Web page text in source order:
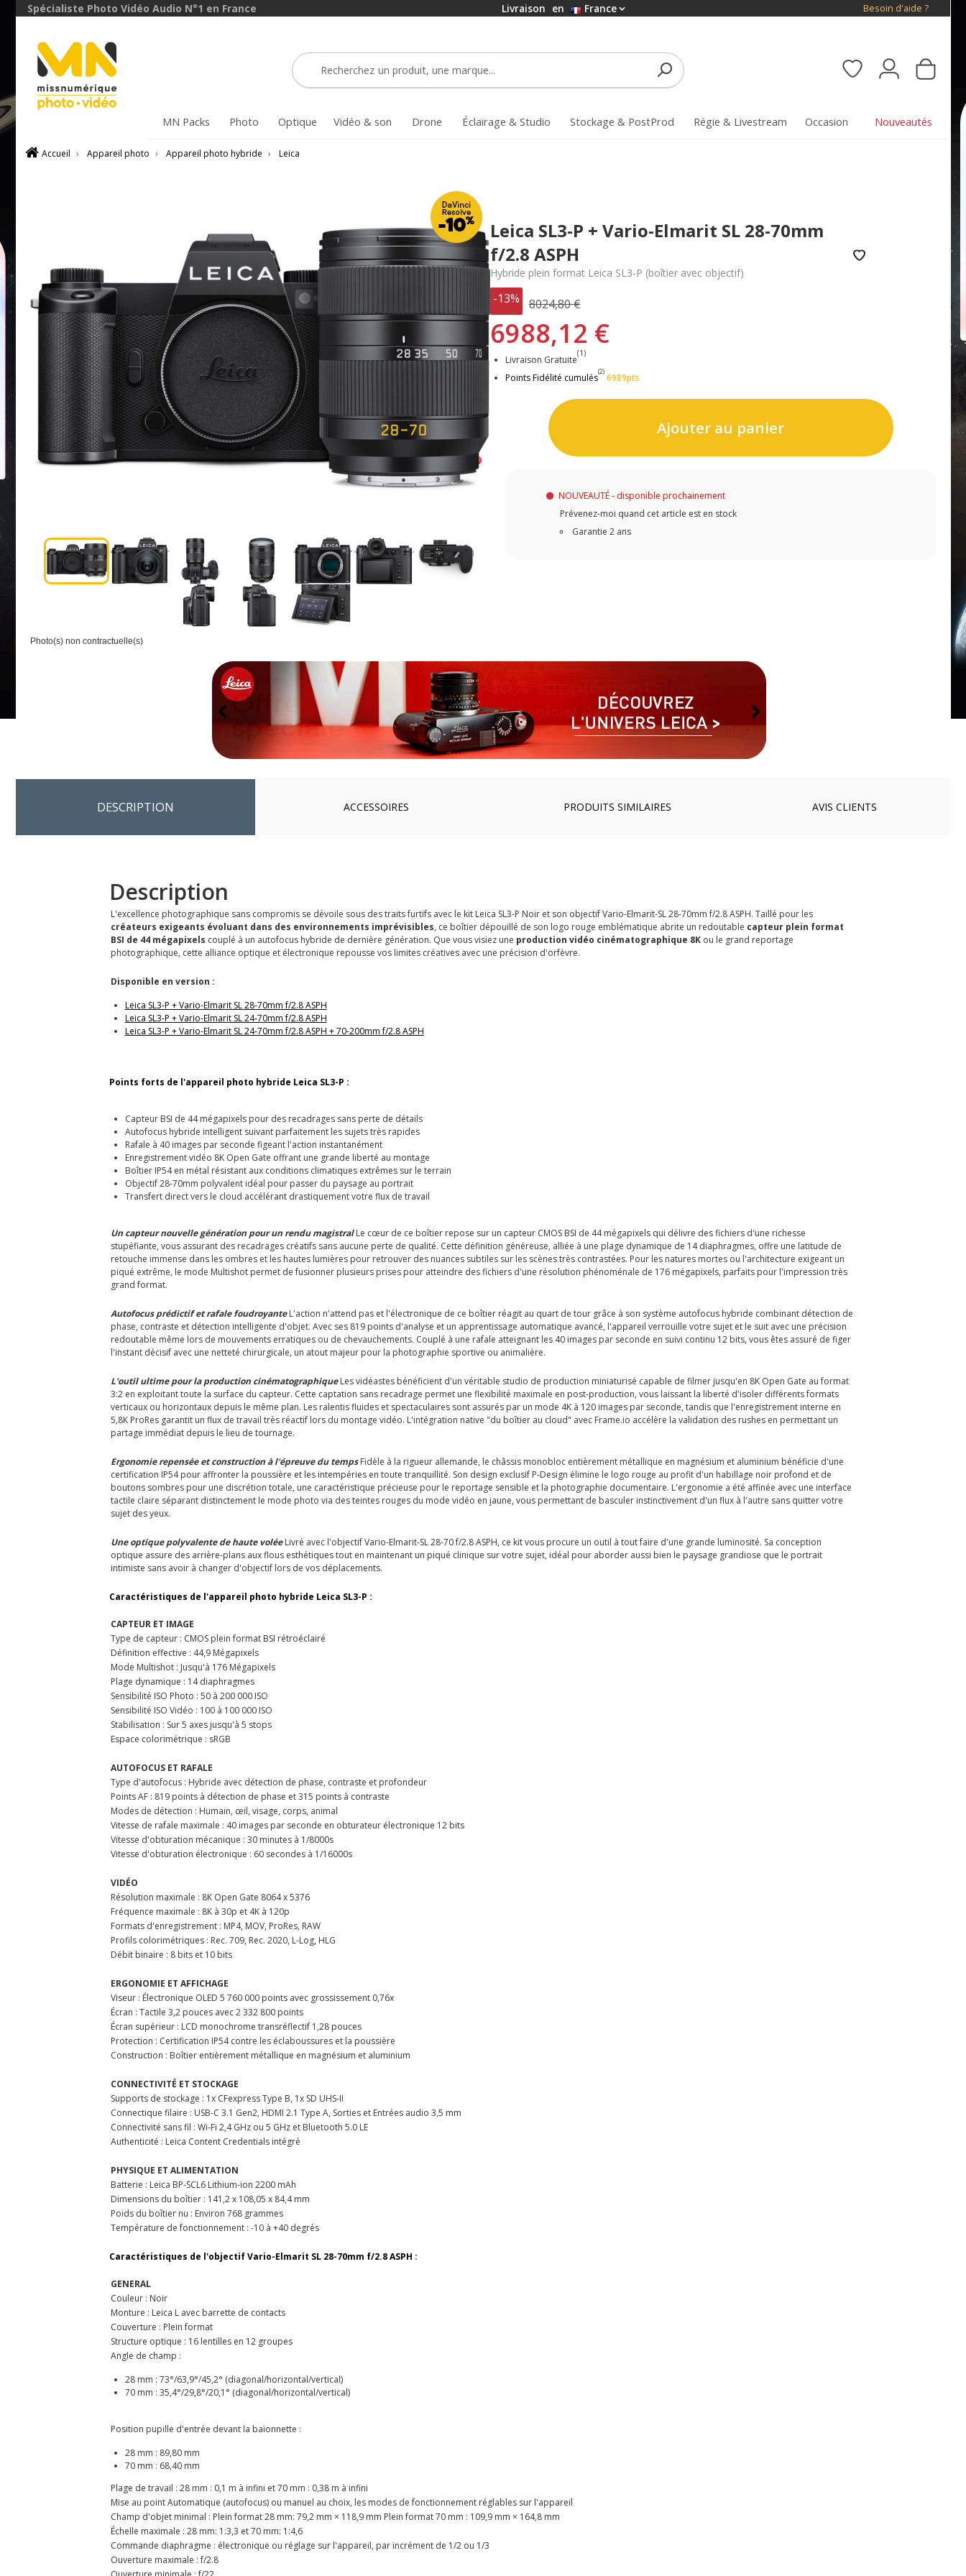
Spécialiste Photo Vidéo Audio N°1 en France Livraison en France Besoin d'aide ?
MN Packs Photo Optique Vidéo & son Drone Éclairage & Studio Stockage & PostProd Régie & Livestream Occasion Nouveautés
Accueil › Appareil photo › Appareil photo hybride › Leica
Photo(s) non contractuelle(s)
Leica SL3-P + Vario-Elmarit SL 28-70mm
f/2.8 ASPH
Hybride plein format Leica SL3-P (boîtier avec objectif)
-13% 8024,80 €
6988,12 €
Livraison Gratuite
(1)
Points Fidélité cumulés
(2)
6989pts
Ajouter au panier
NOUVEAUTÉ - disponible prochainement
Prévenez-moi quand cet article est en stock
Garantie 2 ans
DESCRIPTION ACCESSOIRES PRODUITS SIMILAIRES AVIS CLIENTS
Description
L'excellence photographique sans compromis se dévoile sous des traits furtifs avec le kit Leica SL3-P Noir et son objectif Vario-Elmarit-SL 28-70mm f/2.8 ASPH. Taillé pour les
créateurs exigeants évoluant dans des environnements imprévisibles, ce boîtier dépouillé de son logo rouge emblématique abrite un redoutable capteur plein format
BSI de 44 mégapixels couplé à un autofocus hybride de dernière génération. Que vous visiez une production vidéo cinématographique 8K ou le grand reportage
photographique, cette alliance optique et électronique repousse vos limites créatives avec une précision d'orfèvre.
Disponible en version :
Leica SL3-P + Vario-Elmarit SL 28-70mm f/2.8 ASPH
Leica SL3-P + Vario-Elmarit SL 24-70mm f/2.8 ASPH
Leica SL3-P + Vario-Elmarit SL 24-70mm f/2.8 ASPH + 70-200mm f/2.8 ASPH
Points forts de l'appareil photo hybride Leica SL3-P :
Capteur BSI de 44 mégapixels pour des recadrages sans perte de détails
Autofocus hybride intelligent suivant parfaitement les sujets très rapides
Rafale à 40 images par seconde figeant l'action instantanément
Enregistrement vidéo 8K Open Gate offrant une grande liberté au montage
Boîtier IP54 en métal résistant aux conditions climatiques extrêmes sur le terrain
Objectif 28-70mm polyvalent idéal pour passer du paysage au portrait
Transfert direct vers le cloud accélérant drastiquement votre flux de travail
Un capteur nouvelle génération pour un rendu magistralLe cœur de ce boîtier repose sur un capteur CMOS BSI de 44 mégapixels qui délivre des fichiers d'une richesse
stupéfiante, vous assurant des recadrages créatifs sans aucune perte de qualité. Cette définition généreuse, alliée à une plage dynamique de 14 diaphragmes, offre une latitude de
retouche immense dans les ombres et les hautes lumières pour retrouver des nuances subtiles sur les scènes très contrastées. Pour les natures mortes ou l'architecture exigeant un
piqué extrême, le mode Multishot permet de fusionner plusieurs prises pour atteindre des fichiers d'une résolution phénoménale de 176 mégapixels, parfaits pour l'impression très
grand format.
Autofocus prédictif et rafale foudroyanteL'action n'attend pas et l'électronique de ce boîtier réagit au quart de tour grâce à son système autofocus hybride combinant détection de
phase, contraste et détection intelligente d'objet. Avec ses 819 points d'analyse et un apprentissage automatique avancé, l'appareil verrouille votre sujet et le suit avec une précision
redoutable même lors de mouvements erratiques ou de chevauchements. Couplé à une rafale atteignant les 40 images par seconde en suivi continu 12 bits, vous êtes assuré de figer
l'instant décisif avec une netteté chirurgicale, un atout majeur pour la photographie sportive ou animalière.
L'outil ultime pour la production cinématographiqueLes vidéastes bénéficient d'un véritable studio de production miniaturisé capable de filmer jusqu'en 8K Open Gate au format
3:2 en exploitant toute la surface du capteur. Cette captation sans recadrage permet une flexibilité maximale en post-production, vous laissant la liberté d'isoler différents formats
verticaux ou horizontaux depuis le même plan. Les ralentis fluides et spectaculaires sont assurés par un mode 4K à 120 images par seconde, tandis que l'enregistrement interne en
5,8K ProRes garantit un flux de travail très réactif lors du montage vidéo. L'intégration native "du boîtier au cloud" avec Frame.io accélère la validation des rushes en permettant un
partage immédiat depuis le lieu de tournage.
Ergonomie repensée et construction à l'épreuve du tempsFidèle à la rigueur allemande, le châssis monobloc entièrement métallique en magnésium et aluminium bénéficie d'une
certification IP54 pour affronter la poussière et les intempéries en toute tranquillité. Son design exclusif P-Design élimine le logo rouge au profit d'un habillage noir profond et de
boutons sombres pour une discrétion totale, une caractéristique précieuse pour le reportage sensible et la photographie documentaire. L'ergonomie a été affinée avec une interface
tactile claire séparant distinctement le mode photo via des teintes rouges du mode vidéo en jaune, vous permettant de basculer instinctivement d'un flux à l'autre sans quitter votre
sujet des yeux.
Une optique polyvalente de haute voléeLivré avec l'objectif Vario-Elmarit-SL 28-70 f/2.8 ASPH, ce kit vous procure un outil à tout faire d'une grande luminosité. Sa conception
optique assure des arrière-plans aux flous esthétiques tout en maintenant un piqué clinique sur votre sujet, idéal pour aborder aussi bien le paysage grandiose que le portrait
intimiste sans avoir à changer d'objectif lors de vos déplacements.
Caractéristiques de l'appareil photo hybride Leica SL3-P :
CAPTEUR ET IMAGE
Type de capteur : CMOS plein format BSI rétroéclairé
Définition effective : 44,9 Mégapixels
Mode Multishot : Jusqu'à 176 Mégapixels
Plage dynamique : 14 diaphragmes
Sensibilité ISO Photo : 50 à 200 000 ISO
Sensibilité ISO Vidéo : 100 à 100 000 ISO
Stabilisation : Sur 5 axes jusqu'à 5 stops
Espace colorimétrique : sRGB
AUTOFOCUS ET RAFALE
Type d'autofocus : Hybride avec détection de phase, contraste et profondeur
Points AF : 819 points à détection de phase et 315 points à contraste
Modes de détection : Humain, œil, visage, corps, animal
Vitesse de rafale maximale : 40 images par seconde en obturateur électronique 12 bits
Vitesse d'obturation mécanique : 30 minutes à 1/8000s
Vitesse d'obturation électronique : 60 secondes à 1/16000s
VIDÉO
Résolution maximale : 8K Open Gate 8064 x 5376
Fréquence maximale : 8K à 30p et 4K à 120p
Formats d'enregistrement : MP4, MOV, ProRes, RAW
Profils colorimétriques : Rec. 709, Rec. 2020, L-Log, HLG
Débit binaire : 8 bits et 10 bits
ERGONOMIE ET AFFICHAGE
Viseur : Électronique OLED 5 760 000 points avec grossissement 0,76x
Écran : Tactile 3,2 pouces avec 2 332 800 points
Écran supérieur : LCD monochrome transréflectif 1,28 pouces
Protection : Certification IP54 contre les éclaboussures et la poussière
Construction : Boîtier entièrement métallique en magnésium et aluminium
CONNECTIVITÉ ET STOCKAGE
Supports de stockage : 1x CFexpress Type B, 1x SD UHS-II
Connectique filaire : USB-C 3.1 Gen2, HDMI 2.1 Type A, Sorties et Entrées audio 3,5 mm
Connectivité sans fil : Wi-Fi 2,4 GHz ou 5 GHz et Bluetooth 5.0 LE
Authenticité : Leica Content Credentials intégré
PHYSIQUE ET ALIMENTATION
Batterie : Leica BP-SCL6 Lithium-ion 2200 mAh
Dimensions du boîtier : 141,2 x 108,05 x 84,4 mm
Poids du boîtier nu : Environ 768 grammes
Température de fonctionnement : -10 à +40 degrés
Caractéristiques de l'objectif Vario-Elmarit SL 28-70mm f/2.8 ASPH :
GENERAL
Couleur : Noir
Monture : Leica L avec barrette de contacts
Couverture : Plein format
Structure optique : 16 lentilles en 12 groupes
Angle de champ :
28 mm : 73°/63,9°/45,2° (diagonal/horizontal/vertical)
70 mm : 35,4°/29,8°/20,1° (diagonal/horizontal/vertical)
Position pupille d'entrée devant la baïonnette :
28 mm : 89,80 mm
70 mm : 68,40 mm
Plage de travail : 28 mm : 0,1 m à infini et 70 mm : 0,38 m à infini
Mise au point Automatique (autofocus) ou manuel au choix, les modes de fonctionnement réglables sur l'appareil
Champ d'objet minimal : Plein format 28 mm: 79,2 mm × 118,9 mm Plein format 70 mm : 109,9 mm × 164,8 mm
Échelle maximale : 28 mm: 1:3,3 et 70 mm: 1:4,6
Commande diaphragme : électronique ou réglage sur l'appareil, par incrément de 1/2 ou 1/3
Ouverture maximale : f/2.8